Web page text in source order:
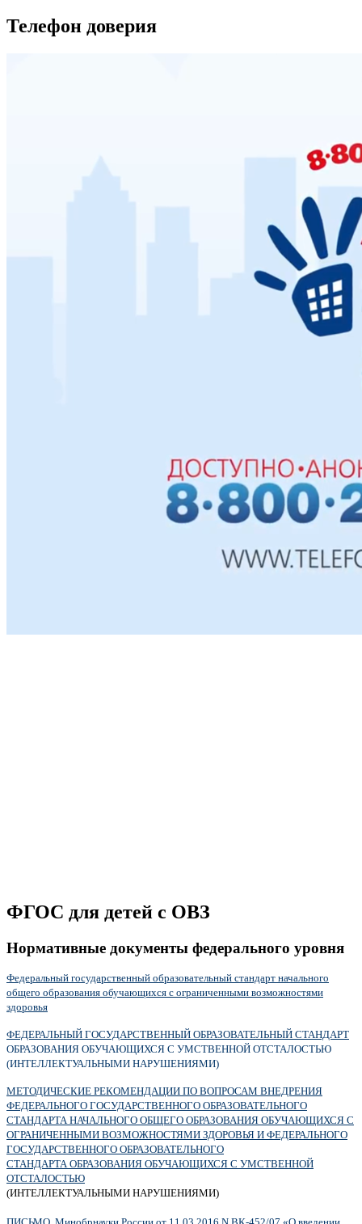
Телефон доверия
ФГОС для детей с ОВЗ
Нормативные документы федерального уровня
Федеральный государственный образовательный стандарт начального
общего образования обучающихся с ограниченными возможностями
здоровья
ФЕДЕРАЛЬНЫЙ ГОСУДАРСТВЕННЫЙ ОБРАЗОВАТЕЛЬНЫЙ СТАНДАРТ
ОБРАЗОВАНИЯ ОБУЧАЮЩИХСЯ С УМСТВЕННОЙ ОТСТАЛОСТЬЮ
(ИНТЕЛЛЕКТУАЛЬНЫМИ НАРУШЕНИЯМИ)
МЕТОДИЧЕСКИЕ РЕКОМЕНДАЦИИ ПО ВОПРОСАМ ВНЕДРЕНИЯ
ФЕДЕРАЛЬНОГО ГОСУДАРСТВЕННОГО ОБРАЗОВАТЕЛЬНОГО
СТАНДАРТА НАЧАЛЬНОГО ОБЩЕГО ОБРАЗОВАНИЯ ОБУЧАЮЩИХСЯ С
ОГРАНИЧЕННЫМИ ВОЗМОЖНОСТЯМИ ЗДОРОВЬЯ И ФЕДЕРАЛЬНОГО
ГОСУДАРСТВЕННОГО ОБРАЗОВАТЕЛЬНОГО
СТАНДАРТА ОБРАЗОВАНИЯ ОБУЧАЮЩИХСЯ С УМСТВЕННОЙ
ОТСТАЛОСТЬЮ
(ИНТЕЛЛЕКТУАЛЬНЫМИ НАРУШЕНИЯМИ)